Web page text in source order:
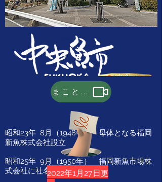
沿革
昭和23年 8月（1948年） 母体となる福岡
新魚株式会社設立
昭和25年 9月（1950年） 福岡新魚市場株
式会社に社名変更
まことちゃんとあられちゃん
​2022年1月27日更